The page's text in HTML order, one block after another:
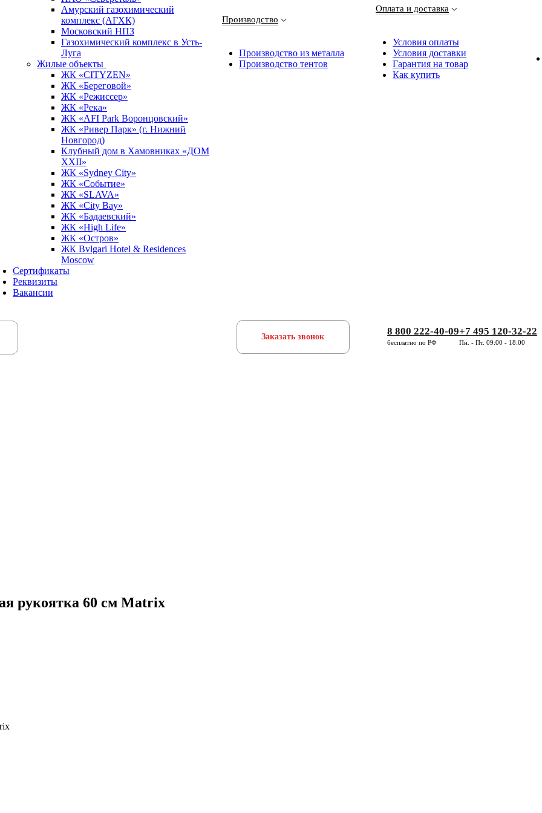
Амурский газохимический
комплекс (АГХК)
Московский НПЗ
Газохимический комплекс в Усть-
Луга
Жилые объекты
ЖК «CITYZEN»
ЖК «Береговой»
ЖК «Режиссер»
ЖК «Река»
ЖК «AFI Park Воронцовский»
ЖК «Ривер Парк» (г. Нижний
Новгород)
Клубный дом в Хамовниках «ДОМ
XXII»
ЖК «Sydney City»
ЖК «Событие»
ЖК «SLAVA»
ЖК «City Bay»
ЖК «Бадаевский»
ЖК «High Life»
ЖК «Остров»
ЖК Bvlgari Hotel & Residences
Moscow
Сертификаты
Реквизиты
Вакансии
Производство
Производство из металла
Производство тентов
Оплата и доставка
Условия оплаты
Условия доставки
Гарантия на товар
Как купить
Заказать звонок 8 800 222-40-09
бесплатно по РФ
+7 495 120-32-22
Пн. - Пт. 09:00 - 18:00
рукоятка 60 см Matrix